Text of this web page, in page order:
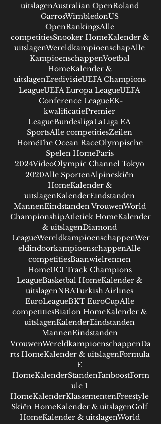
uitslagenAustralian OpenRoland
GarrosWimbledonUS
OpenRankingsAlle
competitiesSnooker HomeKalender &
uitslagenWereldkampioenschapAlle
KampioenschappenVoetbal
HomeKalender &
uitslagenEredivisieUEFA Champions
LeagueUEFA Europa LeagueUEFA
Conference LeagueEK-
kwalificatiePremier
LeagueBundesligaLaLiga EA
SportsAlle competitiesZeilen
HomeThe Ocean RaceOlympische
Spelen HomeParis
2024VideoOlympic Channel Tokyo
2020Alle SportenAlpineskiën
HomeKalender &
uitslagenKalenderEindstanden
MannenEindstanden VrouwenWorld
ChampionshipAtletiek HomeKalender
& uitslagenDiamond
LeagueWereldkampioenschappenWer
eldindoorkampioenschappenAlle
competitiesBaanwielrennen
HomeUCI Track Champions
LeagueBasketbal HomeKalender &
uitslagenNBATurkish Airlines
EuroLeagueBKT EuroCupAlle
competitiesBiatlon HomeKalender &
uitslagenKalenderEindstanden
MannenEindstanden
VrouwenWereldkampioenschappenDa
rts HomeKalender & uitslagenFormula
E
HomeKalenderStandenFanboostForm
ule 1
HomeKalenderKlassementenFreestyle
Skiën HomeKalender & uitslagenGolf
HomeKalender & uitslagenWorld